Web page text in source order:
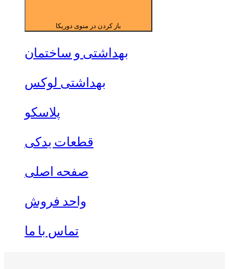
باز کردن در منوی دوریکا
بهداشتی و ساختمان
بهداشتی لوکس
پلاسکو
قطعات یدکی
صفحه اصلی
واحد فروش
تماس با ما